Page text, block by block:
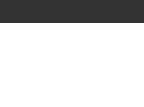
direct